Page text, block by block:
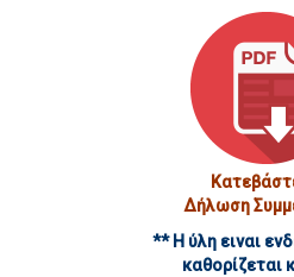
Leadership Coaching
Mystery Shopping
Δήλωση
** Η ύλη ειναι
καθορίζεται